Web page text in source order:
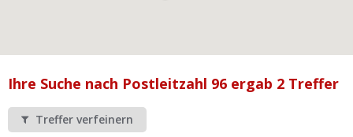
Werkstatt Login
Ihre Suche nach Postleitzahl 96 ergab 2 Treffer
Treffer verfeinern